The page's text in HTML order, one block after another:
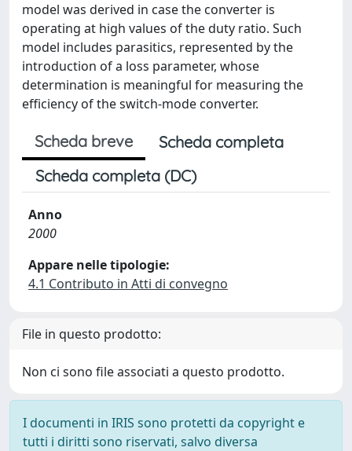
model was derived in case the converter is
operating at high values of the duty ratio. Such
model includes parasitics, represented by the
introduction of a loss parameter, whose
determination is meaningful for measuring the
efficiency of the switch-mode converter.
Scheda breve
Scheda completa
Scheda completa (DC)
Anno
2000
Appare nelle tipologie:
4.1 Contributo in Atti di convegno
File in questo prodotto:
Non ci sono file associati a questo prodotto.
I documenti in IRIS sono protetti da copyright e
tutti i diritti sono riservati, salvo diversa